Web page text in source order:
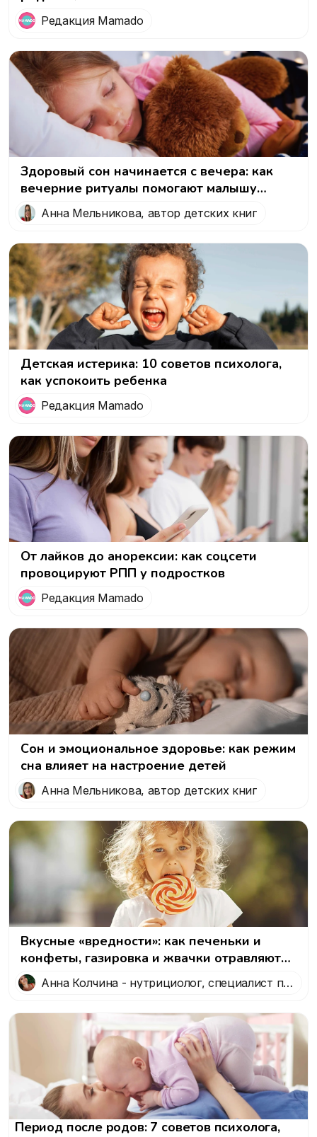
Редакция Mamado
Здоровый сон начинается с вечера: как
вечерние ритуалы помогают малышу
засыпать спокойно
Анна Мельникова, автор детских книг
Детская истерика: 10 советов психолога,
как успокоить ребенка
Редакция Mamado
От лайков до анорексии: как соцсети
провоцируют РПП у подростков
Редакция Mamado
Сон и эмоциональное здоровье: как режим
сна влияет на настроение детей
Анна Мельникова, автор детских книг
Вкусные «вредности»: как печеньки и
конфеты, газировка и жвачки отравляют
организм ребенка
Анна Колчина - нутрициолог, специалист по
Период после родов: 7 советов психолога,